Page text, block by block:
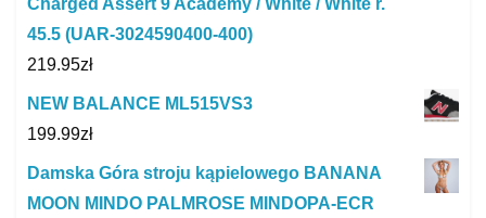
Charged Assert 9 Academy / White / White r.
45.5 (UAR-3024590400-400)
219.95zł
NEW BALANCE ML515VS3
199.99zł
Damska Góra stroju kąpielowego BANANA
MOON MINDO PALMROSE MINDOPA-ECR